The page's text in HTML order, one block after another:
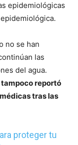
epidemiológicas
no se han
las
del agua.
tampoco reportó
tras las
proteger tu